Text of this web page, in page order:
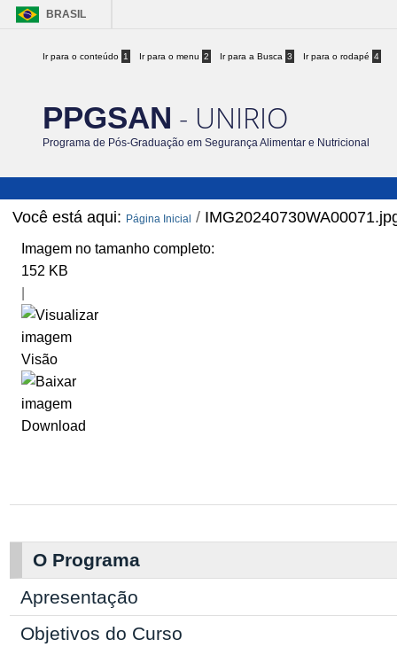
BRASIL
Ir para o conteúdo 1 Ir para o menu 2 Ir para a Busca 3 Ir para o rodapé 4
PPGSAN - UNIRIO
Programa de Pós-Graduação em Segurança Alimentar e Nutricional
Você está aqui: Página Inicial /
Imagem no tamanho completo:
152 KB
Visão
Download
O Programa
Apresentação
Objetivos do Curso